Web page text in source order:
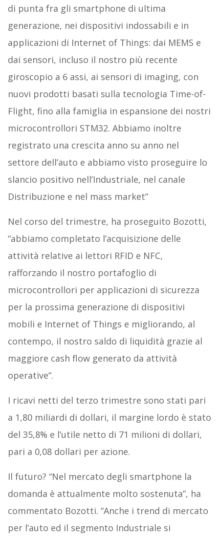
di punta fra gli smartphone di ultima
generazione, nei dispositivi indossabili e in
applicazioni di Internet of Things: dai MEMS e
dai sensori, incluso il nostro più recente
giroscopio a 6 assi, ai sensori di imaging, con
nuovi prodotti basati sulla tecnologia Time-of-
Flight, fino alla famiglia in espansione dei nostri
microcontrollori STM32. Abbiamo inoltre
registrato una crescita anno su anno nel
settore dell’auto e abbiamo visto proseguire lo
slancio positivo nell’Industriale, nel canale
Distribuzione e nel mass market”
Nel corso del trimestre, ha proseguito Bozotti,
“abbiamo completato l’acquisizione delle
attività relative ai lettori RFID e NFC,
rafforzando il nostro portafoglio di
microcontrollori per applicazioni di sicurezza
per la prossima generazione di dispositivi
mobili e Internet of Things e migliorando, al
contempo, il nostro saldo di liquidità grazie al
maggiore cash flow generato da attività
operative”.
I ricavi netti del terzo trimestre sono stati pari
a 1,80 miliardi di dollari, il margine lordo è stato
del 35,8% e l’utile netto di 71 milioni di dollari,
pari a 0,08 dollari per azione.
Il futuro? “Nel mercato degli smartphone la
domanda è attualmente molto sostenuta”, ha
commentato Bozotti. “Anche i trend di mercato
per l’auto ed il segmento Industriale si